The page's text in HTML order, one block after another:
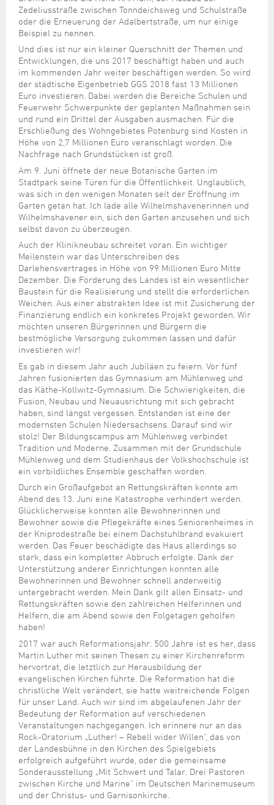
Zedeliusstraße zwischen Tonndeichsweg und Schulstraße
oder die Erneuerung der Adalbertstraße, um nur einige
Beispiel zu nennen.
Und dies ist nur ein kleiner Querschnitt der Themen und
Entwicklungen, die uns 2017 beschäftigt haben und auch
im kommenden Jahr weiter beschäftigen werden. So wird
der städtische Eigenbetrieb GGS 2018 fast 13 Millionen
Euro investieren. Dabei werden die Bereiche Schulen und
Feuerwehr Schwerpunkte der geplanten Maßnahmen sein
und rund ein Drittel der Ausgaben ausmachen. Für die
Erschließung des Wohngebietes Potenburg sind Kosten in
Höhe von 2,7 Millionen Euro veranschlagt worden. Die
Nachfrage nach Grundstücken ist groß.
Am 9. Juni öffnete der neue Botanische Garten im
Stadtpark seine Türen für die Öffentlichkeit. Unglaublich,
was sich in den wenigen Monaten seit der Eröffnung im
Garten getan hat. Ich lade alle Wilhelmshavenerinnen und
Wilhelmshavener ein, sich den Garten anzusehen und sich
selbst davon zu überzeugen.
Auch der Klinikneubau schreitet voran. Ein wichtiger
Meilenstein war das Unterschreiben des
Darlehensvertrages in Höhe von 99 Millionen Euro Mitte
Dezember. Die Förderung des Landes ist ein wesentlicher
Baustein für die Realisierung und stellt die erforderlichen
Weichen. Aus einer abstrakten Idee ist mit Zusicherung der
Finanzierung endlich ein konkretes Projekt geworden. Wir
möchten unseren Bürgerinnen und Bürgern die
bestmögliche Versorgung zukommen lassen und dafür
investieren wir!
Es gab in diesem Jahr auch Jubiläen zu feiern. Vor fünf
Jahren fusionierten das Gymnasium am Mühlenweg und
das Käthe-Kollwitz-Gymnasium. Die Schwierigkeiten, die
Fusion, Neubau und Neuausrichtung mit sich gebracht
haben, sind längst vergessen. Entstanden ist eine der
modernsten Schulen Niedersachsens. Darauf sind wir
stolz! Der Bildungscampus am Mühlenweg verbindet
Tradition und Moderne. Zusammen mit der Grundschule
Mühlenweg und dem Studienhaus der Volkshochschule ist
ein vorbildliches Ensemble geschaffen worden.
Durch ein Großaufgebot an Rettungskräften konnte am
Abend des 13. Juni eine Katastrophe verhindert werden.
Glücklicherweise konnten alle Bewohnerinnen und
Bewohner sowie die Pflegekräfte eines Seniorenheimes in
der Kniprodestraße bei einem Dachstuhlbrand evakuiert
werden. Das Feuer beschädigte das Haus allerdings so
stark, dass ein kompletter Abbruch erfolgte. Dank der
Unterstützung anderer Einrichtungen konnten alle
Bewohnerinnen und Bewohner schnell anderweitig
untergebracht werden. Mein Dank gilt allen Einsatz- und
Rettungskräften sowie den zahlreichen Helferinnen und
Helfern, die am Abend sowie den Folgetagen geholfen
haben!
2017 war auch Reformationsjahr: 500 Jahre ist es her, dass
Martin Luther mit seinen Thesen zu einer Kirchenreform
hervortrat, die letztlich zur Herausbildung der
evangelischen Kirchen führte. Die Reformation hat die
christliche Welt verändert, sie hatte weitreichende Folgen
für unser Land. Auch wir sind im abgelaufenen Jahr der
Bedeutung der Reformation auf verschiedenen
Veranstaltungen nachgegangen. Ich erinnere nur an das
Rock-Oratorium „Luther! – Rebell wider Willen", das von
der Landesbühne in den Kirchen des Spielgebiets
erfolgreich aufgeführt wurde, oder die gemeinsame
Sonderausstellung „Mit Schwert und Talar. Drei Pastoren
zwischen Kirche und Marine" im Deutschen Marinemuseum
und der Christus- und Garnisonkirche.